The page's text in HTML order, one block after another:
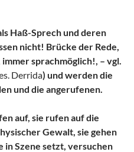
Haß-Sprech und deren
nicht! Brücke der Rede,
sprachmöglich!, – vgl.
Derrida) und werden die
und die angerufenen.
auf, sie rufen auf die
Gewalt, sie gehen
in Szene setzt, versuchen